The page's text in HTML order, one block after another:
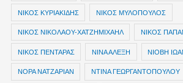
ΝΙΚΟΣ ΚΥΡΙΑΚΙΔΗΣ ΝΙΚΟΣ ΜΥΛΟΠΟΥΛΟΣ
ΝΙΚΟΣ ΝΙΚΟΛΑΟΥ-ΧΑΤΖΗΜΙΧΑΗΛ ΝΙΚΟΣ
ΝΙΚΟΣ ΠΕΝΤΑΡΑΣ ΝΙΝΑ ΑΛΕΞΗ ΝΙΟΒΗ
ΝΟΡΑ ΝΑΤΖΑΡΙΑΝ ΝΤΙΝΑ ΓΕΩΡΓΑΝΤΟΠΟΥΛΟΥ